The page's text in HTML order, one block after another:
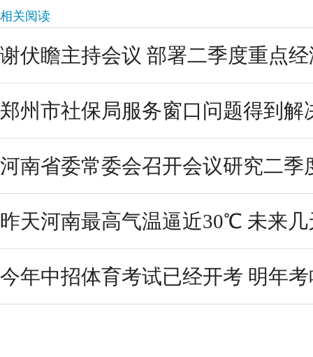
相关阅读
谢伏瞻主持会议 部署二季度重点
郑州市社保局服务窗口问题得到解
河南省委常委会召开会议研究二季
昨天河南最高气温逼近30℃ 未来
今年中招体育考试已经开考 明年